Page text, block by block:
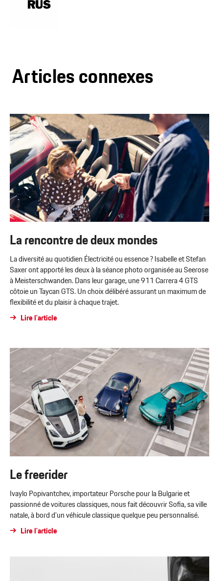
Articles connexes
La rencontre de deux mondes
La diversité au quotidien Électricité ou essence ? Isabelle et Stefan
Saxer ont apporté les deux à la séance photo organisée au Seerose
à Meisterschwanden. Dans leur garage, une 911 Carrera 4 GTS
côtoie un Taycan GTS. Un choix délibéré assurant un maximum de
flexibilité et du plaisir à chaque trajet.
Lire l'article
Le freerider
Ivaylo Popivantchev, importateur Porsche pour la Bulgarie et
passionné de voitures classiques, nous fait découvrir Sofia, sa ville
natale, à bord d’un véhicule classique quelque peu personnalisé.
Lire l'article